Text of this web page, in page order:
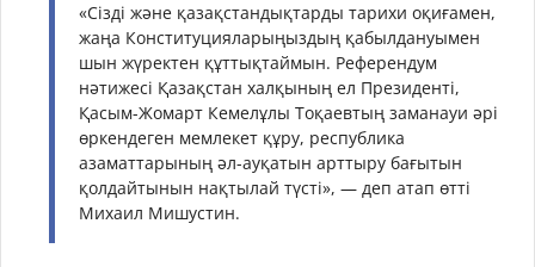
«Сізді және қазақстандықтарды тарихи оқиғамен,
жаңа Конституцияларыңыздың қабылдануымен
шын жүректен құттықтаймын. Референдум
нәтижесі Қазақстан халқының ел Президенті,
Қасым-Жомарт Кемелұлы Тоқаевтың заманауи әрі
өркендеген мемлекет құру, республика
азаматтарының әл-ауқатын арттыру бағытын
қолдайтынын нақтылай түсті», — деп атап өтті
Михаил Мишустин.